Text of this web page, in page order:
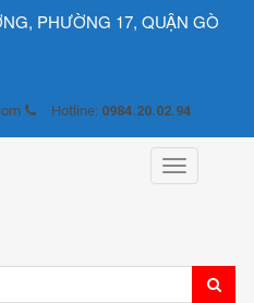
PHƯỜNG 17, QUẬN GÒ
Hotline: 0984.20.02.94
Toggle
navigation